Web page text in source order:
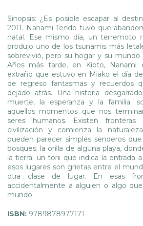
Sinopsis: ¿Es posible escapar al
2011. Nanami Tendo tuvo que
natal. Ese mismo día, un terremoto
produjo uno de los tsunamis más
sobrevivió, pero su hogar y su mundo
Años más tarde, en Kioto, Nanami
extraño que estuvo en Miako el día
de regreso fantasmas y recuerdos
dejado atrás. Una historia
muerte, la esperanza y la familia;
aquellos momentos que nos
seres humanos. Existen
civilización y comienza la
pueden parecer simples senderos
bosques; la orilla de alguna playa,
la tierra; un torii que indica la entrada
esos lugares son grietas entre el
otra clase de lugar. En esas
accidentalmente a alguien o algo
mundo.
ISBN: 9789878977171